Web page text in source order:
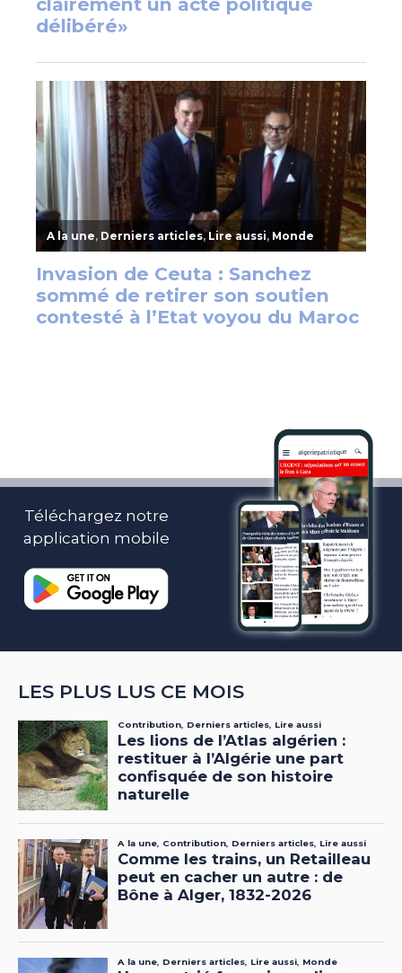
Téléchargez notre
application mobile
LES PLUS LUS CE MOIS